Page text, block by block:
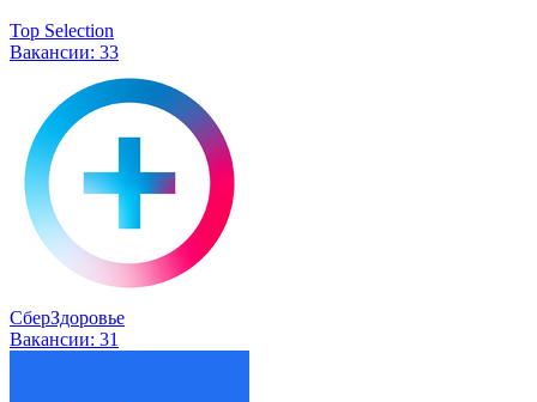
Top Selection
Вакансии: 33
СберЗдоровье
Вакансии: 31